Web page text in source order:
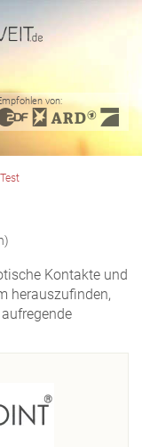
von:
Kontakte und
herauszufinden,